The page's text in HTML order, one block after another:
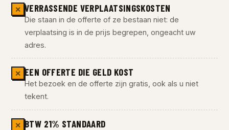
✕ VERRASSENDE VERPLAATSINGSKOSTEN
Die staan in de offerte of ze bestaan niet: de
verplaatsing is in de prijs begrepen, ongeacht uw
adres.
✕ EEN OFFERTE DIE GELD KOST
Het bezoek en de offerte zijn gratis, ook als u niet
tekent.
✕ BTW 21% STANDAARD